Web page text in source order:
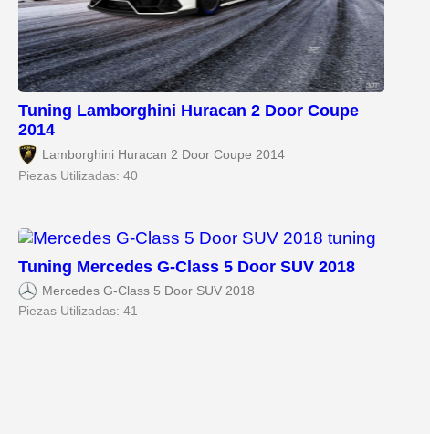
Tuning Lamborghini Huracan 2 Door Coupe
2014
Lamborghini Huracan 2 Door Coupe 2014
Piezas Utilizadas: 40
Tuning Mercedes G-Class 5 Door SUV 2018
Mercedes G-Class 5 Door SUV 2018
Piezas Utilizadas: 41